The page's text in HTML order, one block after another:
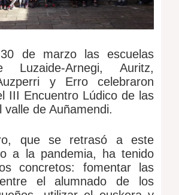
de marzo las escuelas
Luzaide-Arnegi, Auritz,
y Erro celebraron
III Encuentro Lúdico de las
valle de Auñamendi.
que se retrasó a este
a la pandemia, ha tenido
concretos: fomentar las
el alumnado de los